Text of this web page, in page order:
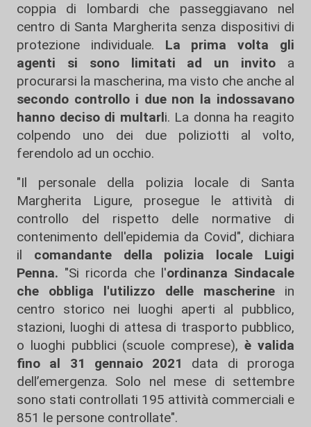
coppia di lombardi che passeggiavano nel
centro di Santa Margherita senza dispositivi di
protezione individuale. La prima volta gli
agenti si sono limitati ad un invito a
procurarsi la mascherina, ma visto che anche al
secondo controllo i due non la indossavano
hanno deciso di multarli. La donna ha reagito
colpendo uno dei due poliziotti al volto,
ferendolo ad un occhio.
"Il personale della polizia locale di Santa
Margherita Ligure, prosegue le attività di
controllo del rispetto delle normative di
contenimento dell'epidemia da Covid", dichiara
il comandante della polizia locale Luigi
Penna. "Si ricorda che l'ordinanza Sindacale
che obbliga l'utilizzo delle mascherinein
centro storico nei luoghi aperti al pubblico,
stazioni, luoghi di attesa di trasporto pubblico,
o luoghi pubblici (scuole comprese),è valida
fino al 31 gennaio 2021
data di proroga
dell’emergenza. Solo nel mese di settembre
sono stati controllati 195 attività commerciali e
851 le persone controllate".